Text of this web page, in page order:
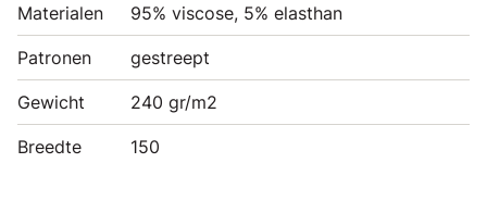
Materialen 95% viscose, 5% elasthan
Patronen gestreept
Gewicht 240 gr/m2
Breedte 150